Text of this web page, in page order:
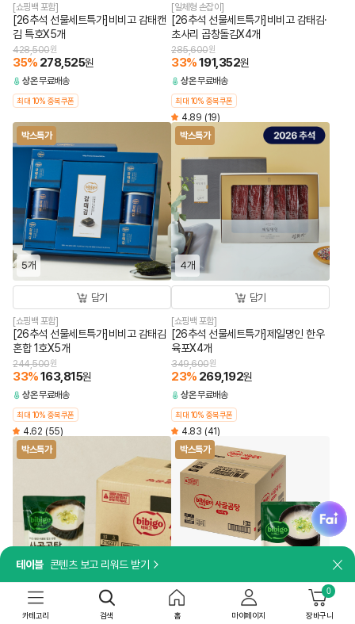
[쇼핑백 포함]
[26추석 선물세트특가]비비고 감태캔
김 특호X5개
428,500원
35% 278,525원
상온무료배송
최대 10% 중복쿠폰
[일체형 손잡이]
[26추석 선물세트특가]비비고 감태김·
초사리 곱창돌김X4개
285,600원
33%191,352원
상온무료배송
최대 10% 중복쿠폰
4.89 (19)
박스특가
5개
담기
[쇼핑백 포함]
[26추석 선물세트특가]비비고 감태김
혼합 1호X5개
244,500원
33%163,815원
상온무료배송
최대 10% 중복쿠폰
4.62 (55)
박스특가
4개
담기
[쇼핑백 포함]
[26추석 선물세트특가]제일명인 한우
육포X4개
349,600원
23% 269,192원
상온무료배송
최대 10% 중복쿠폰
4.83 (41)
박스특가
30개
담기
박스특가
18개
담기
테이블 콘텐츠 보고 리워드 받기
fai
카테고리 검색 홈 마이페이지 장바구니
0